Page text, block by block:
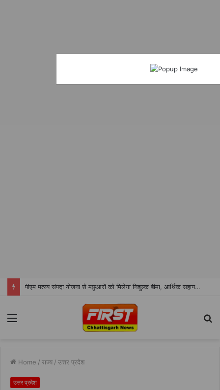
पीएम मत्स्य संपदा योजना से मछुआरों को मिलेगा निशुल्क बीमा, आर्थिक सहायता और अनुदान
Menu
Home / राज्य / उत्तर प्रदेश
उत्तर प्रदेश